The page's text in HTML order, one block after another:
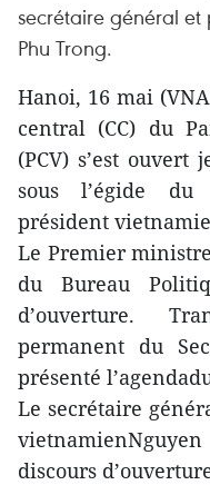
secrétaire général
Phu Trong.
Hanoi, 16 mai
central (CC) du
(PCV) s’est
sous l’égide du
président
Le Premier
du Bureau
d’ouverture.
permanent du
présenté
Le secrétaire
discours